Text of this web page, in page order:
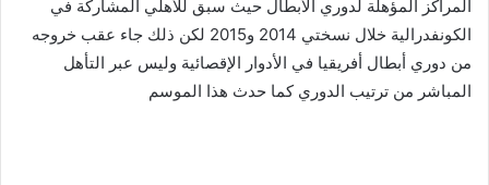
المراكز المؤهلة لدوري الأبطال حيث سبق للأهلي المشاركة في
الكونفدرالية خلال نسختي 2014 و2015 لكن ذلك جاء عقب خروجه
من دوري أبطال أفريقيا في الأدوار الإقصائية وليس عبر التأهل
المباشر من ترتيب الدوري كما حدث هذا الموسم